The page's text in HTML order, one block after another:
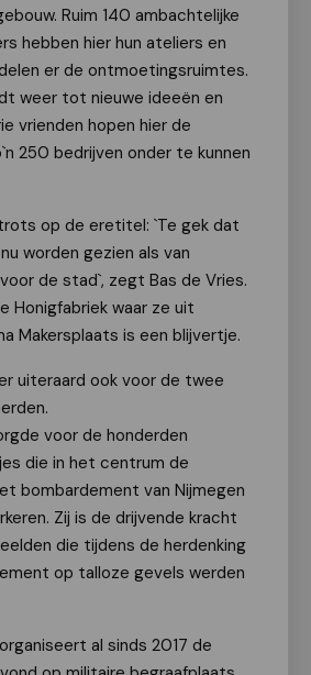
Ruim 140 ambachtelijke
hebben hier hun ateliers en
er de ontmoetingsruimtes.
weer tot nieuwe ideeën en
vrienden hopen hier de
250 bedrijven onder te kunnen
op de eretitel: `Te gek dat
worden gezien als van
de stad`, zegt Bas de Vries.
Honigfabriek waar ze uit
Makersplaats is een blijvertje.
uiteraard ook voor de twee
voor de honderden
die in het centrum de
bombardement van Nijmegen
Zij is de drijvende kracht
die tijdens de herdenking
op talloze gevels werden
al sinds 2017 de